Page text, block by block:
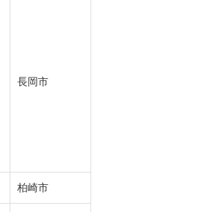
長岡市
柏崎市